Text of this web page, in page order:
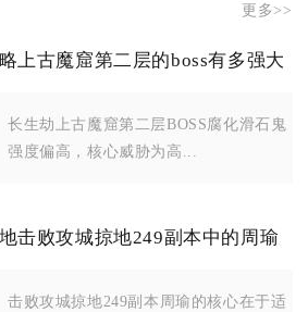
更多>>
上古魔窟第二层的boss有多强大
长生劫上古魔窟第二层BOSS腐化滑石鬼
强度偏高，核心威胁为高...
击败攻城掠地249副本中的周瑜
击败攻城掠地249副本周瑜的核心在于适